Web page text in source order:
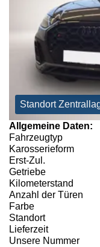
Standort
Allgemeine Daten:
Fahrzeugtyp
Karosserieform
Erst-Zul.
Getriebe
Kilometerstand
Anzahl der Türen
Farbe
Standort
Lieferzeit
Unsere Nummer